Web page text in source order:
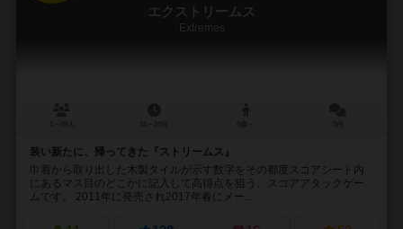
エクストリームス
Extremes
装い新たに、帰ってきた『ストリームス』
巾着から取り出した木製タイルが示す数字をその都度スコアシート内
にあるマス目のどこかに記入して高得点を狙う、スコアアタックゲー
ムです。 2011年に発売され2017年春にメー...